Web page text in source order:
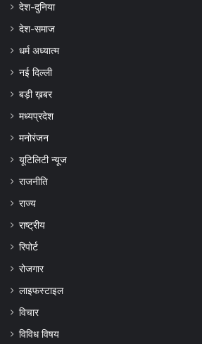
देश-दुनिया
देश-समाज
धर्म अध्यात्म
नई दिल्ली
बड़ी ख़बर
मध्यप्रदेश
मनोरंजन
यूटिलिटी न्यूज
राजनीति
राज्य
राष्ट्रीय
रिपोर्ट
रोजगार
लाइफस्टाइल
विचार
विविध विषय